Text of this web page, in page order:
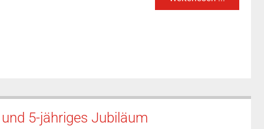
5-jähriges Jubiläum